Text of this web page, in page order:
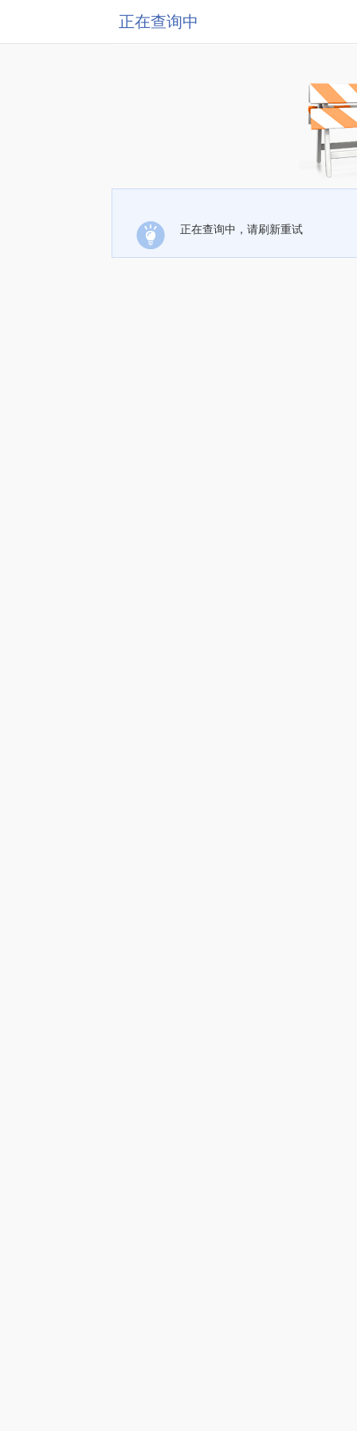
正在查询中
正在查询中，请刷新重试